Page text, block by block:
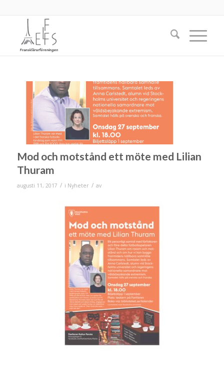
Mod och motstånd ett möte med Lilian
Thuram
augusti 11, 2017 / i Nyheter / av